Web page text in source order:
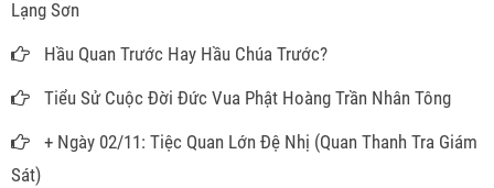
Lạng Sơn
Hầu Quan Trước Hay Hầu Chúa Trước?
Tiểu Sử Cuộc Đời Đức Vua Phật Hoàng Trần Nhân Tông
+ Ngày 02/11: Tiệc Quan Lớn Đệ Nhị (Quan Thanh Tra Giám
Sát)